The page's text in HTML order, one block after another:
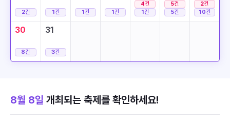
2건 1건 1건 1건
4건
1건
5건
5건
2건
10건
30
8건
31
3건
8월 8일 개최되는 축제를 확인하세요!